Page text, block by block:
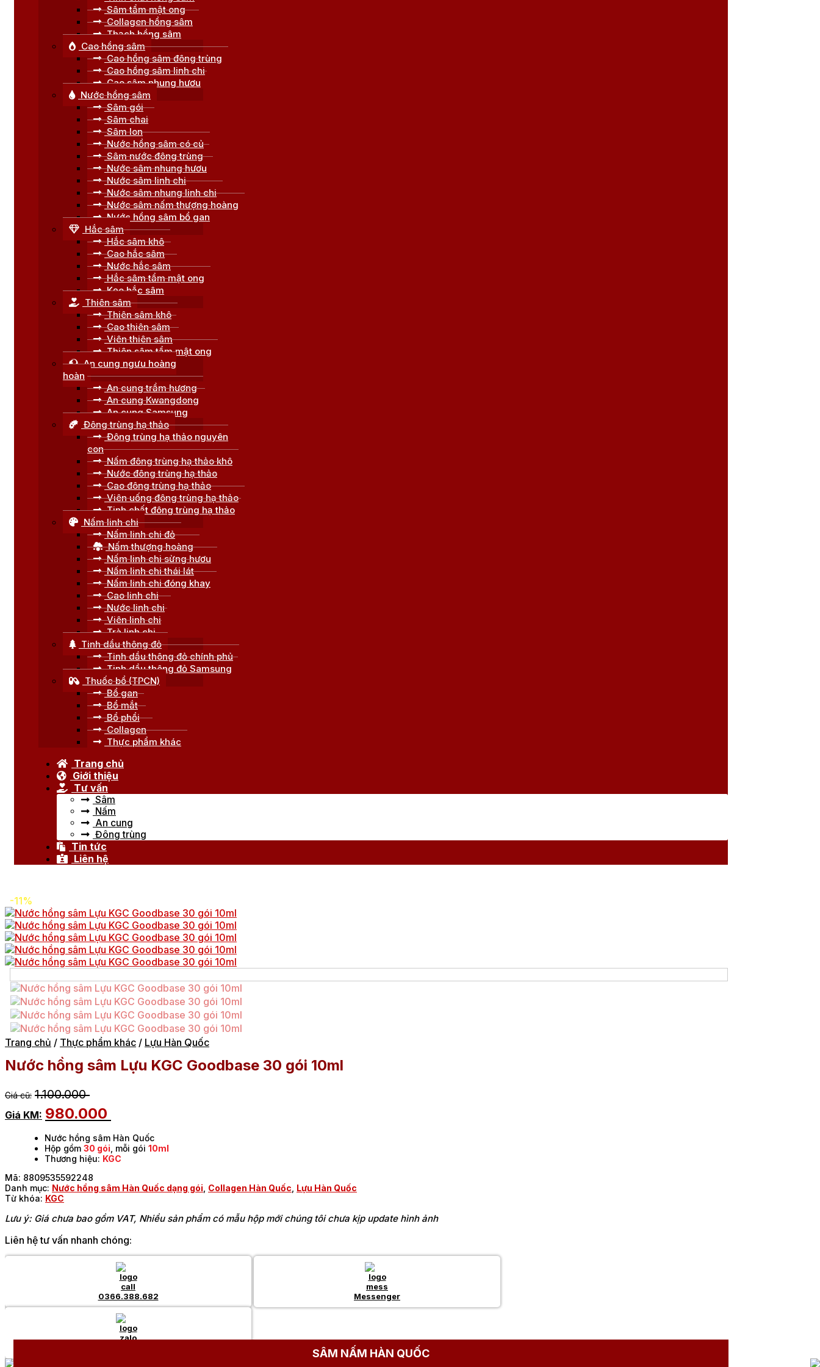
Sâm tẩm mật ong
Collagen hồng sâm
Thạch hồng sâm
Cao hồng sâm
Cao hồng sâm đông trùng
Cao hồng sâm linh chi
Cao sâm nhung hươu
Nước hồng sâm
Sâm gói
Sâm chai
Sâm lon
Nước hồng sâm có củ
Sâm nước đông trùng
Nước sâm nhung hươu
Nước sâm linh chi
Nước sâm nhung linh chi
Nước sâm nấm thượng hoàng
Nước hồng sâm bổ gan
Hắc sâm
Hắc sâm khô
Cao hắc sâm
Nước hắc sâm
Hắc sâm tẩm mật ong
Kẹo hắc sâm
Thiên sâm
Thiên sâm khô
Cao thiên sâm
Viên thiên sâm
Thiên sâm tẩm mật ong
An cung ngưu hoàng
hoàn
An cung trầm hương
An cung Kwangdong
An cung Samsung
Đông trùng hạ thảo
Đông trùng hạ thảo nguyên
con
Nấm đông trùng hạ thảo khô
Nước đông trùng hạ thảo
Cao đông trùng hạ thảo
Viên uống đông trùng hạ thảo
Tinh chất đông trùng hạ thảo
Nấm linh chi
Nấm linh chi đỏ
Nấm thượng hoàng
Nấm linh chi sừng hươu
Nấm linh chi thái lát
Nấm linh chi đóng khay
Cao linh chi
Nước linh chi
Viên linh chi
Trà linh chi
Tinh dầu thông đỏ
Tinh dầu thông đỏ chính phủ
Tinh dầu thông đỏ Samsung
Thuốc bổ (TPCN)
Bổ gan
Bổ mắt
Bổ phổi
Collagen
Thực phẩm khác
Trang chủ
Giới thiệu
Tư vấn
Sâm
Nấm
An cung
Đông trùng
Tin tức
Liên hệ
-11%
Trang chủ / Thực phẩm khác / Lựu Hàn Quốc
Nước hồng sâm Lựu KGC Goodbase 30 gói 10ml
1.100.000
980.000
Nước hồng sâm Hàn Quốc
Hộp gồm 30 gói , mỗi gói 10ml
Thương hiệu: KGC
Mã: 8809535592248
Danh mục: Nước hồng sâm Hàn Quốc dạng gói Collagen Hàn Quốc Lựu Hàn Quốc
Từ khóa: KGC
Lưu ý: Giá chưa bao gồm VAT, Nhiều sản phẩm có mẫu hộp mới chúng tôi chưa kịp update hình ảnh
Liên hệ tư vấn nhanh chóng:
0366.388.682 Messenger
SÂM NẤM HÀN QUỐC